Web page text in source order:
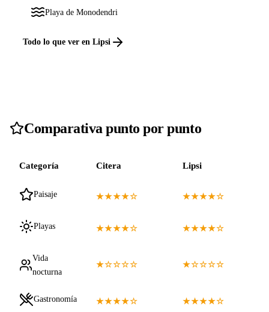
Playa de Monodendri
Todo lo que ver en Lipsi
Comparativa punto por punto
Categoría Citera Lipsi
Paisaje ★★★★☆ ★★★★☆
Playas ★★★★☆ ★★★★☆
Vida
nocturna
★☆☆☆☆ ★☆☆☆☆
Gastronomía ★★★★☆ ★★★★☆